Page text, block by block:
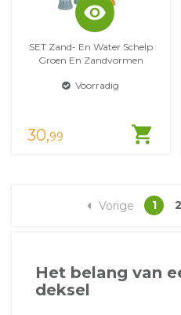
visibility
shopping_cart
SET Zand- En Water Schelp
Groen En Zandvormen
Voorradig
30,99
Vorige 1 2
Het belang van
deksel